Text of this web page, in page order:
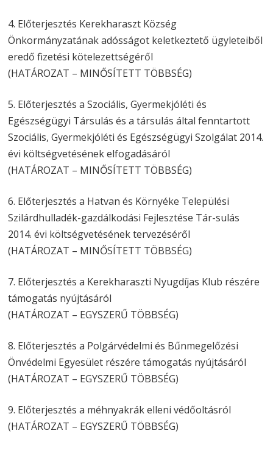
4. Előterjesztés Kerekharaszt Község
Önkormányzatának adósságot keletkeztető ügyleteiből
eredő fizetési kötelezettségéről
(HATÁROZAT – MINŐSÍTETT TÖBBSÉG)
5. Előterjesztés a Szociális, Gyermekjóléti és
Egészségügyi Társulás és a társulás által fenntartott
Szociális, Gyermekjóléti és Egészségügyi Szolgálat 2014.
évi költségvetésének elfogadásáról
(HATÁROZAT – MINŐSÍTETT TÖBBSÉG)
6. Előterjesztés a Hatvan és Környéke Települési
Szilárdhulladék-gazdálkodási Fejlesztése Tár-sulás
2014. évi költségvetésének tervezéséről
(HATÁROZAT – MINŐSÍTETT TÖBBSÉG)
7. Előterjesztés a Kerekharaszti Nyugdíjas Klub részére
támogatás nyújtásáról
(HATÁROZAT – EGYSZERŰ TÖBBSÉG)
8. Előterjesztés a Polgárvédelmi és Bűnmegelőzési
Önvédelmi Egyesület részére támogatás nyújtásáról
(HATÁROZAT – EGYSZERŰ TÖBBSÉG)
9. Előterjesztés a méhnyakrák elleni védőoltásról
(HATÁROZAT – EGYSZERŰ TÖBBSÉG)